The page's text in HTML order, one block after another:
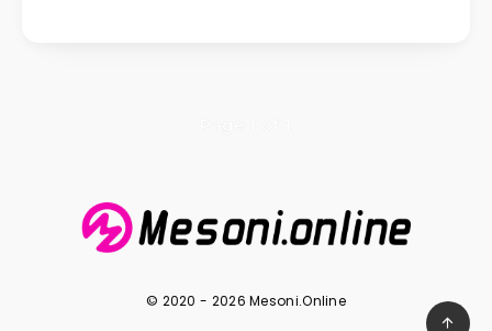
© 2020 - 2026 Mesoni.Online